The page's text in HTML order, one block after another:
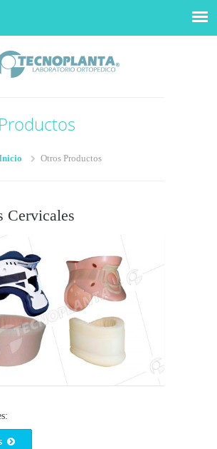
Otros Productos
Cervicales